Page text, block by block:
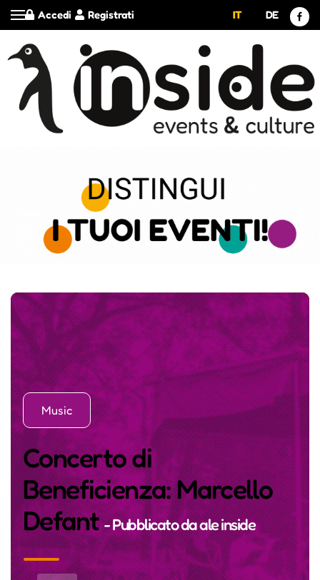
Registrati
Accedi IT DE
Music
Concerto di
Beneficienza: Marcello
Defant- Pubblicato daale inside